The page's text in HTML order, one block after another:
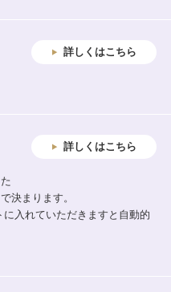
詳しくはこちら
詳しくはこちら
で決まります。
入れていただきますと自動的